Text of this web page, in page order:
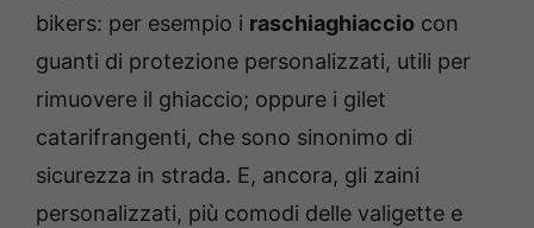
bikers: per esempio i raschiaghiaccio con
guanti di protezione personalizzati, utili per
rimuovere il ghiaccio; oppure i gilet
catarifrangenti, che sono sinonimo di
sicurezza in strada. E, ancora, gli zaini
personalizzati, più comodi delle valigette e